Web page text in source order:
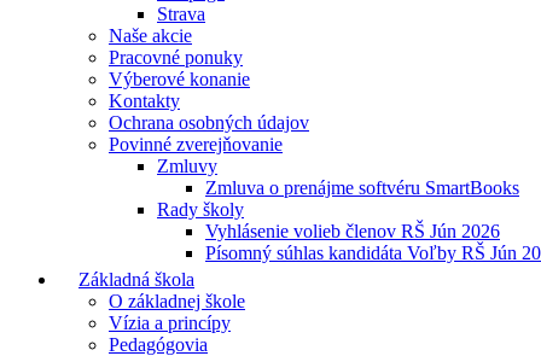
Strava
Naše akcie
Pracovné ponuky
Výberové konanie
Kontakty
Ochrana osobných údajov
Povinné zverejňovanie
Zmluvy
Zmluva o prenájme softvéru SmartBooks
Rady školy
Vyhlásenie volieb členov RŠ Jún 2026
Písomný súhlas kandidáta Voľby RŠ Jún
Základná škola
O základnej škole
Vízia a princípy
Pedagógovia